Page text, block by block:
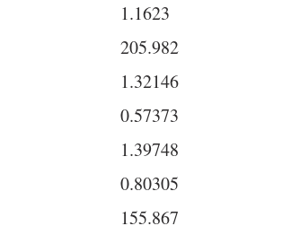
1.1623
205.982
1.32146
0.57373
1.39748
0.80305
155.867